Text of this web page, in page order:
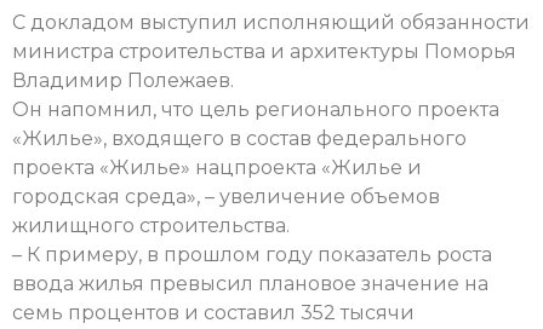
С докладом выступил исполняющий обязанности
министра строительства и архитектуры Поморья
Владимир Полежаев.
Он напомнил, что цель регионального проекта
«Жилье», входящего в состав федерального
проекта «Жилье» нацпроекта «Жилье и
городская среда», – увеличение объемов
жилищного строительства.
– К примеру, в прошлом году показатель роста
ввода жилья превысил плановое значение на
семь процентов и составил 352 тысячи